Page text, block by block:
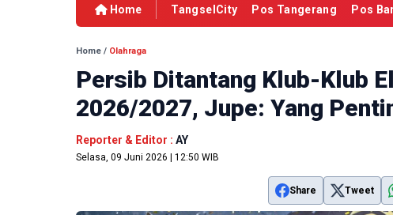
Home TangselCity Pos Tangerang Pos
Home / Olahraga
Persib Ditantang Klub-Klub
2026/2027, Jupe: Yang
Reporter & Editor : AY
Selasa, 09 Juni 2026 | 12:50 WIB
Share Tweet